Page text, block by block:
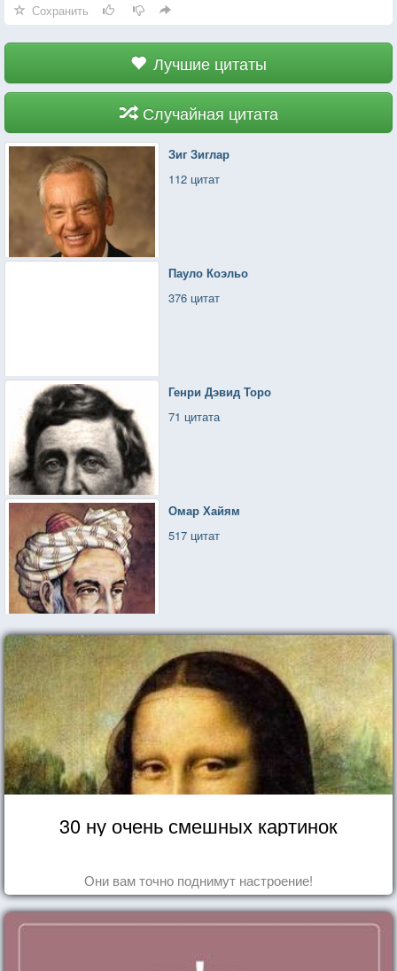
Сохранить
Лучшие цитаты
Случайная цитата
Зиг Зиглар
112 цитат
Пауло Коэльо
376 цитат
Генри Дэвид Торо
71 цитата
Омар Хайям
517 цитат
30 ну очень смешных картинок
Они вам точно поднимут настроение!